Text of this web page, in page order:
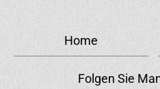
Home
Folgen Sie